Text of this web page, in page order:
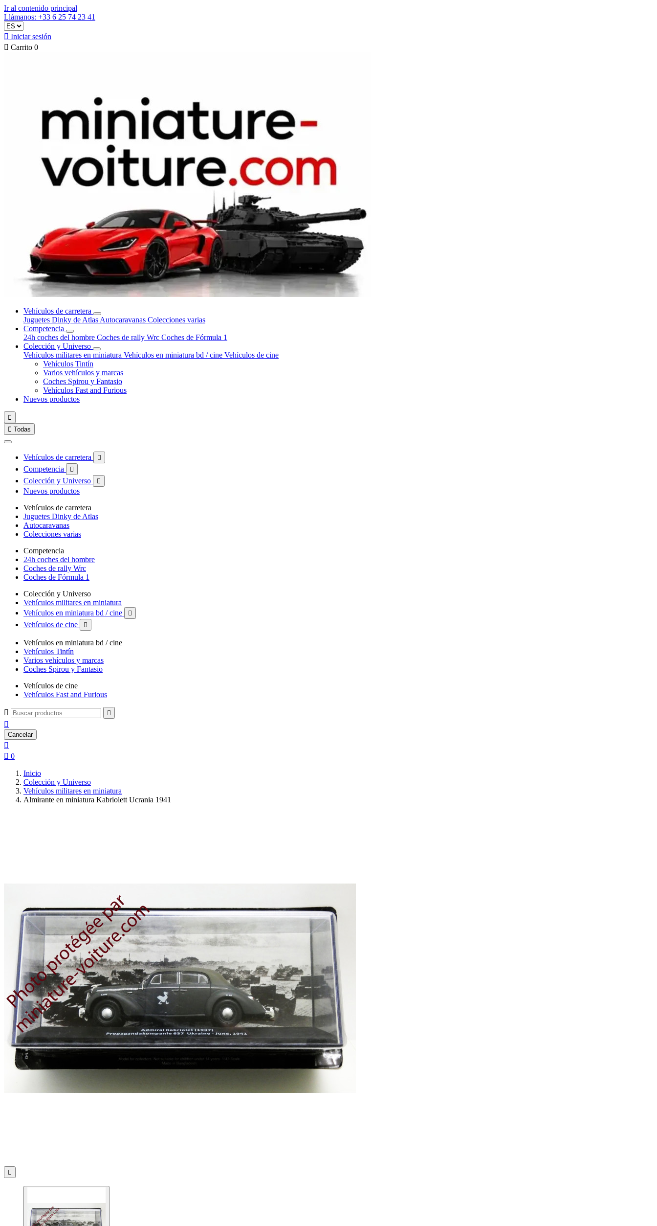
Ir al contenido principal
Llámanos: +33 6 25 74 23 41
 Iniciar sesión
 Carrito 0
Vehículos de carretera
Juguetes Dinky de Atlas Autocaravanas Colecciones varias
Competencia
24h coches del hombre Coches de rally Wrc Coches de Fórmula 1
Colección y Universo
Vehículos militares en miniatura Vehículos en miniatura bd / cine Vehículos de cine
Vehículos Tintín
Varios vehículos y marcas
Coches Spirou y Fantasio
Vehículos Fast and Furious
Nuevos productos

 Todas
Vehículos de carretera 
Competencia 
Colección y Universo 
Nuevos productos
Vehículos de carretera
Juguetes Dinky de Atlas
Autocaravanas
Colecciones varias
Competencia
24h coches del hombre
Coches de rally Wrc
Coches de Fórmula 1
Colección y Universo
Vehículos militares en miniatura
Vehículos en miniatura bd / cine

Vehículos de cine 
Vehículos en miniatura bd / cine
Vehículos Tintín
Varios vehículos y marcas
Coches Spirou y Fantasio
Vehículos de cine
Vehículos Fast and Furious
 

Cancelar

 0
Inicio
Colección y Universo
Vehículos militares en miniatura
Almirante en miniatura Kabriolett Ucrania 1941
